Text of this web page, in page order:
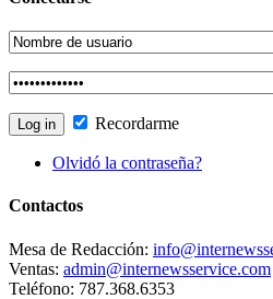
Recordarme
Olvidó la contraseña?
Contactos
Mesa de Redacción:
Ventas: admin@internewsservice.com
Teléfono: 787.368.6353